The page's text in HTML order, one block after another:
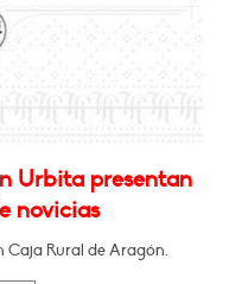
Urbita presentan
novicias
Caja Rural de Aragón.